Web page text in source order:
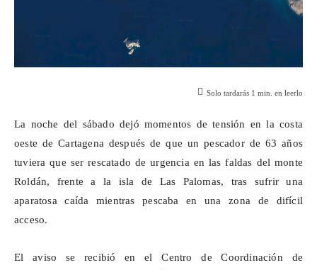
Solo tardarás 1 min. en leerlo
La noche del sábado dejó momentos de tensión en la costa
oeste de Cartagena después de que un pescador de 63 años
tuviera que ser rescatado de urgencia en las faldas del monte
Roldán, frente a la isla de Las Palomas, tras sufrir una
aparatosa caída mientras pescaba en una zona de difícil
acceso.
El aviso se recibió en el Centro de Coordinación de